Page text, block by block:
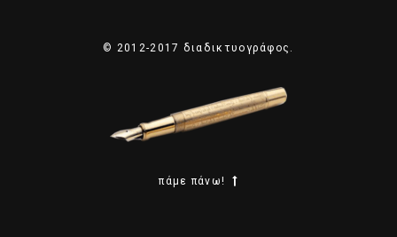
© 2012-2017 διαδικτυογράφος.
πάμε πάνω!